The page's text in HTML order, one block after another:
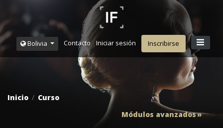
Bolivia Contacto Iniciar sesión Inscribirse
Inicio
Curso
Módulos avanzados